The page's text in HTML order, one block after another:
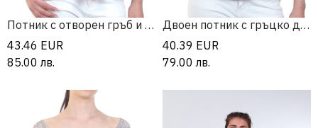
Потник с отворен гръб и дантела
43.46 EUR
85.00 лв.
Двоен потник с гръцко деколте
40.39 EUR
79.00 лв.